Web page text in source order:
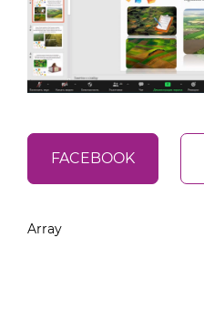
FACEBOOK
Array